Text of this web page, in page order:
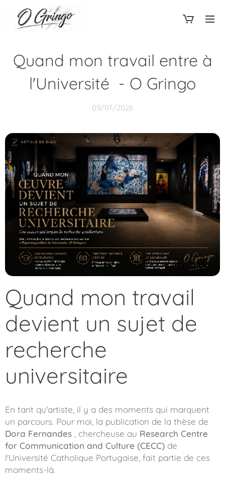
Quand mon travail entre à
l'Université - O Gringo
09/07/2026
Quand mon travail
devient un sujet de
recherche
universitaire
En tant qu'artiste, il y a des moments qui marquent
un parcours. Pour moi, la publication de la thèse de
Dora Fernandes , chercheuse au Research Centre
for Communication and Culture (CECC) de
l'Université Catholique Portugaise, fait partie de ces
moments-là.